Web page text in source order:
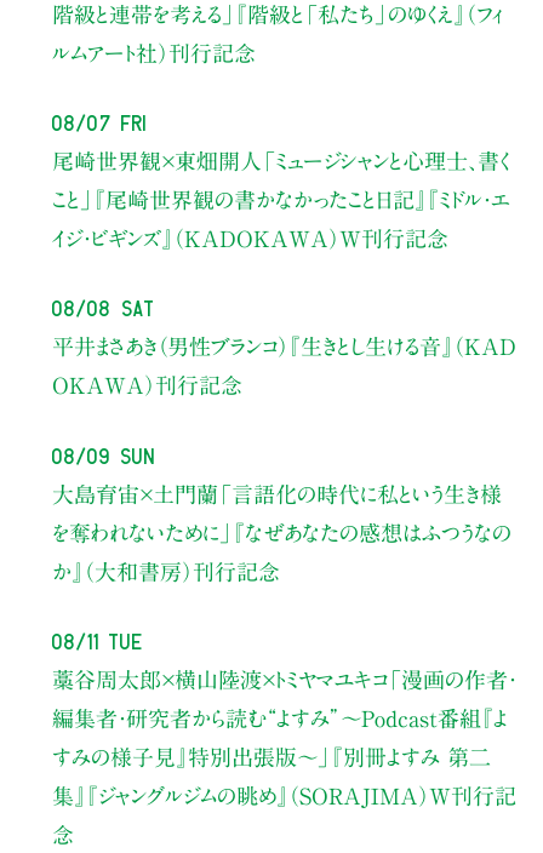
階級と連帯を考える」
『階級と「私たち」のゆくえ』（フィ
ルムアート社）刊行記念
08/07 Fri
尾崎世界観×東畑開人
「ミュージシャンと心理士、書く
こと」
『尾崎世界観の書かなかったこと日記』『ミドル・エ
イジ・ビギンズ』（KADOKAWA）W刊行記念
08/08 Sat
平井まさあき（男性ブランコ）
『生きとし生ける音』（KAD
OKAWA）刊行記念
08/09 Sun
大島育宙×土門蘭 「言語化の時代に私という生き様
を奪われないために」
『なぜあなたの感想はふつうなの
か』（大和書房）刊行記念
08/11 Tue
藁谷周太郎×横山陸渡×トミヤマユキコ「漫画の作者・
編集者・研究者から読む“よすみ” 〜Podcast番組『よ
すみの様子見』特別出張版〜」
『別冊よすみ 第二
集』『ジャングルジムの眺め』（SORAJIMA）W刊行記
念